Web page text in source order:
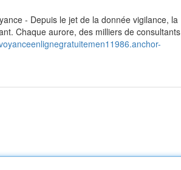
- Depuis le jet de la donnée vigilance, la
Chaque aurore, des milliers de consultants